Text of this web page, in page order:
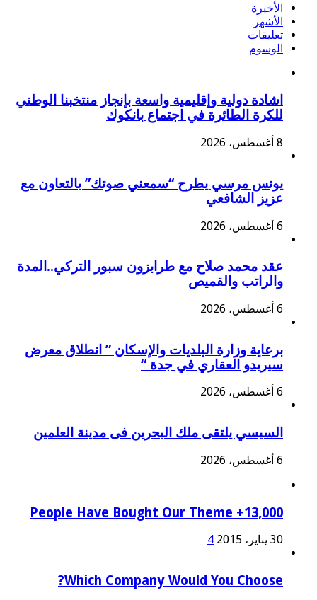
الأخيرة
الأشهر
تعليقات
الوسوم
اشادة دولية وإقليمية واسعة بإنجاز منتخبنا الوطني
للكرة الطائرة في اجتماع بانكوك
8 أغسطس، 2026
يونس مرسي يطرح “سمعني صوتك” بالتعاون مع
عزيز الشافعي
6 أغسطس، 2026
عقد محمد صلاح مع طرابزون سبور التركي..المدة
والراتب والقميص
6 أغسطس، 2026
برعاية وزارة البلديات والإسكان ” انطلاق معرض
سيريدو العقاري في جدة “
6 أغسطس، 2026
السيسي يلتقى ملك البحرين فى مدينة العلمين
6 أغسطس، 2026
13,000+ People Have Bought Our Theme
30 يناير، 2015 4
Which Company Would You Choose?